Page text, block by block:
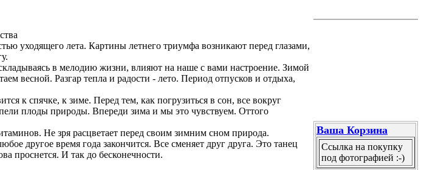
уходящего лета. Картины летнего триумфа возникают перед глазами,
в мелодию жизни, влияют на наше с вами настроение. Зимой
весной. Разгар тепла и радости - лето. Период отпусков и отдыха,
к спячке, к зиме. Перед тем, как погрузиться в сон, все вокруг
плоды природы. Впереди зима и мы это чувствуем. Оттого
Не зря расцветает перед своим зимним сном природа.
другое время года закончится. Все сменяет друг друга. Это танец
проснется. И так до бесконечности.
Ваша Корзина
Ссылка на покупку
под фотографией :-)